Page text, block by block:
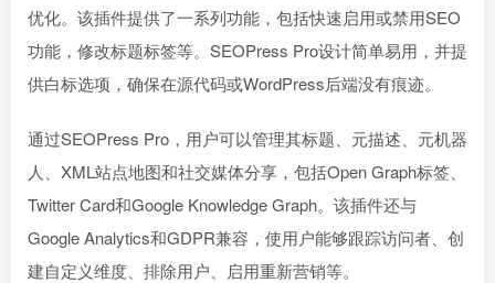
优化。该插件提供了一系列功能，包括快速启用或禁用SEO
功能，修改标题标签等。SEOPress Pro设计简单易用，并提
供白标选项，确保在源代码或WordPress后端没有痕迹。
通过SEOPress Pro，用户可以管理其标题、元描述、元机器
人、XML站点地图和社交媒体分享，包括Open Graph标签、
Twitter Card和Google Knowledge Graph。该插件还与
Google Analytics和GDPR兼容，使用户能够跟踪访问者、创
建自定义维度、排除用户、启用重新营销等。